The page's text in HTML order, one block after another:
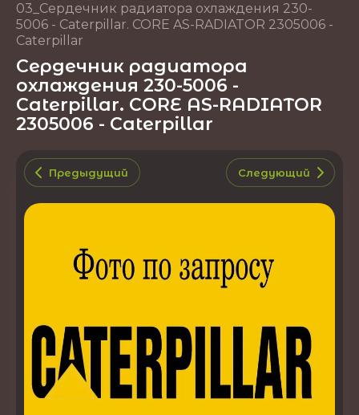
03_Сердечник радиатора охлаждения 230-
5006 - Caterpillar. CORE AS-RADIATOR 2305006 -
Caterpillar
Сердечник радиатора
охлаждения 230-5006 -
Caterpillar. CORE AS-RADIATOR
2305006 - Caterpillar
Предыдущий Следующий